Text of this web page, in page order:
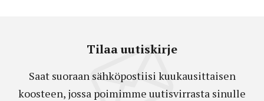
Tilaa uutiskirje
Saat suoraan sähköpostiisi kuukausittaisen
koosteen, jossa poimimme uutisvirrasta sinulle